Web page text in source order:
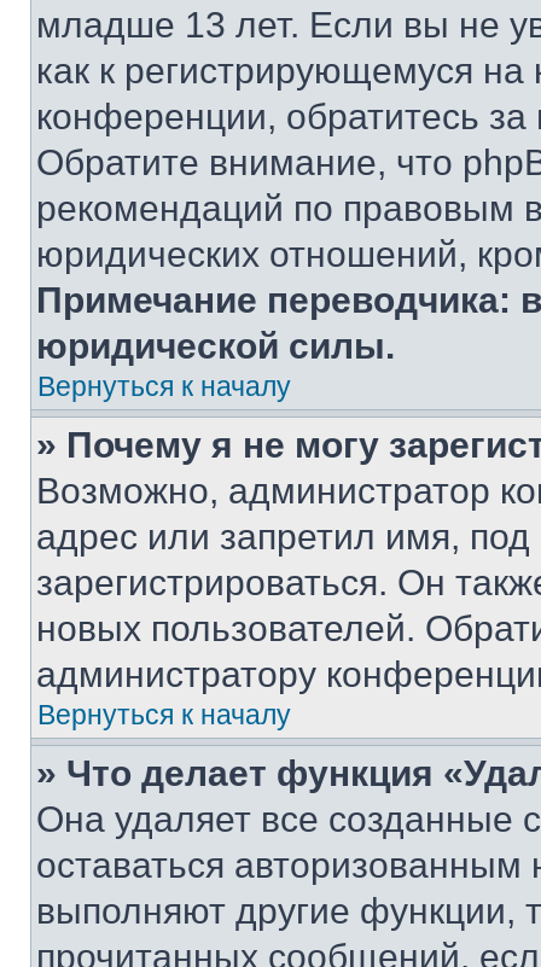
младше 13 лет. Если вы не
как к регистрирующемуся
конференции, обратитесь
Обратите внимание, что
рекомендаций по правовым
юридических отношений,
Примечание переводчика:
юридической силы.
Вернуться к началу
» Почему я не могу
Возможно, администратор
адрес или запретил имя,
зарегистрироваться. Он
новых пользователей.
администратору
Вернуться к началу
» Что делает функция
Она удаляет все созданные
оставаться
выполняют другие функции,
прочитанных сообщений,